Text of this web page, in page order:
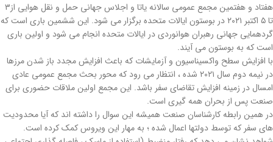
هفتاد و هفتمین مجمع عمومی سالانه یاتا و اجلاس جهانی حمل و نقل هوایی از۳
تا ۵ اکتبر ۲۰۲۱ در بوستون ایالات متحده برگزار می شود. این ششمین باری است که
گردهمایی جهانی رهبران هوانوردی در ایالات متحده انجام می شود و اولین باری
است که به بوستون می آیند.
با افزایش سطح واکسیناسیون و آزمایشات که باعث افزایش مجدد باز شدن مرزها
در نیمه دوم سال ۲۰۲۱ شده ، انتظار می رود که محور بحث مجمع عمومی عادی
امسال در زمینه افزایش تقاضای سفر باشد. این مجمع اولین ملاقات حضوری برای
صنعت پس از بحران همه گیری است.
در همین رابطه کارشناسان صنعت همیشه این سوال را داشته اند که آیا محدودیت
های سفر که توسط دولتها اعمال شده ؛ به مهار این ویروس کمک کرده است.